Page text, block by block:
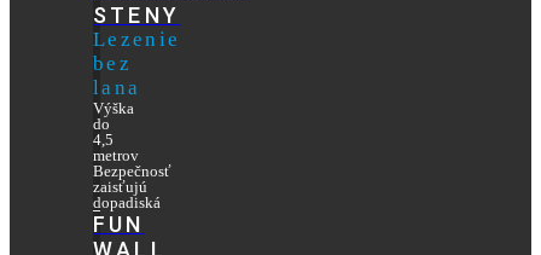
STENY
Lezenie
bez
lana
Výška
do
4,5
metrov
Bezpečnosť
zaisťujú
dopadiská
FUN